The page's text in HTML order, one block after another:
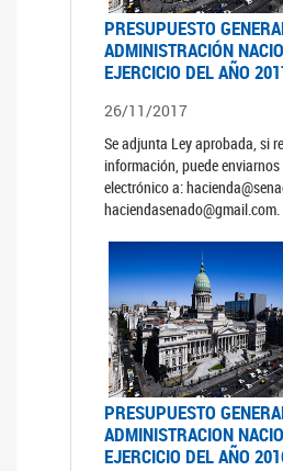
PRESUPUESTO
ADMINISTRACIÓN
EJERCICIO DEL AÑO
26/11/2017
Se adjunta Ley aprobada, si
información, puede
electrónico a:
haciendasenado@gmail.com.
PRESUPUESTO
ADMINISTRACION
EJERCICIO DEL AÑO